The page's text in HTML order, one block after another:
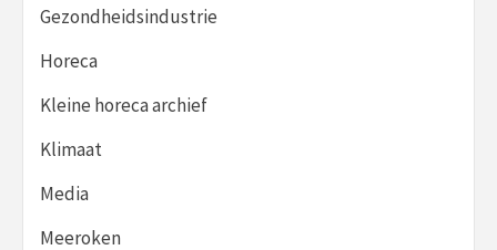
Gezondheidsindustrie
Horeca
Kleine horeca archief
Klimaat
Media
Meeroken